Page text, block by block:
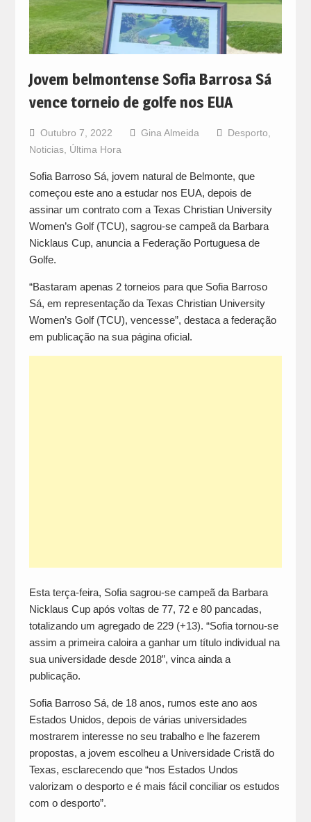
Jovem belmontense Sofia Barrosa Sá
vence torneio de golfe nos EUA
Outubro 7, 2022 Gina Almeida Desporto
Noticias, Última Hora
Sofia Barroso Sá, jovem natural de Belmonte, que
começou este ano a estudar nos EUA, depois de
assinar um contrato com a Texas Christian University
Women’s Golf (TCU), sagrou-se campeã da Barbara
Nicklaus Cup, anuncia a Federação Portuguesa de
Golfe.
“Bastaram apenas 2 torneios para que Sofia Barroso
Sá, em representação da Texas Christian University
Women’s Golf (TCU), vencesse”, destaca a federação
em publicação na sua página oficial.
Esta terça-feira, Sofia sagrou-se campeã da Barbara
Nicklaus Cup após voltas de 77, 72 e 80 pancadas,
totalizando um agregado de 229 (+13). “Sofia tornou-se
assim a primeira caloira a ganhar um título individual na
sua universidade desde 2018”, vinca ainda a
publicação.
Sofia Barroso Sá, de 18 anos, rumos este ano aos
Estados Unidos, depois de várias universidades
mostrarem interesse no seu trabalho e lhe fazerem
propostas, a jovem escolheu a Universidade Cristã do
Texas, esclarecendo que “nos Estados Undos
valorizam o desporto e é mais fácil conciliar os estudos
com o desporto”.